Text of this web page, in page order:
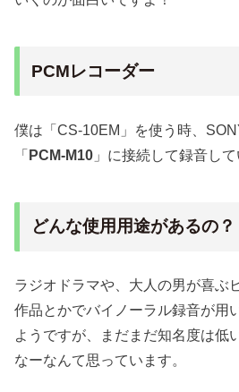
PCMレコーダー
僕は「CS-10EM」を使う時、
「 PCM-M10 」に接続して録音して
どんな使用用途があるの？
ラジオドラマや、大人の男が喜ぶ
作品とかでバイノーラル録音が用
ようですが、まだまだ知名度は低
なーなんて思っています。